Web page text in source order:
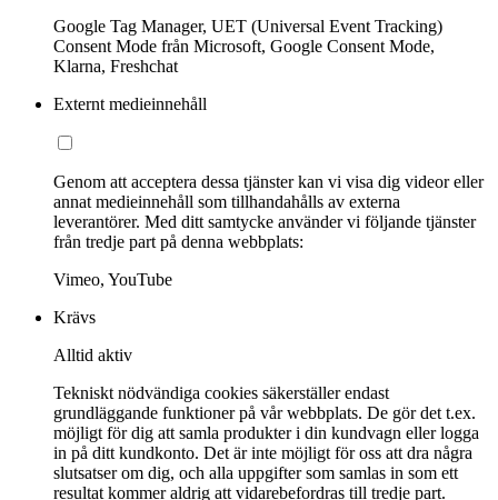
Google Tag Manager, UET (Universal Event Tracking)
Consent Mode från Microsoft, Google Consent Mode,
Klarna, Freshchat
Externt medieinnehåll
Genom att acceptera dessa tjänster kan vi visa dig videor eller
annat medieinnehåll som tillhandahålls av externa
leverantörer. Med ditt samtycke använder vi följande tjänster
från tredje part på denna webbplats:
Vimeo, YouTube
Krävs
Alltid aktiv
Tekniskt nödvändiga cookies säkerställer endast
grundläggande funktioner på vår webbplats. De gör det t.ex.
möjligt för dig att samla produkter i din kundvagn eller logga
in på ditt kundkonto. Det är inte möjligt för oss att dra några
slutsatser om dig, och alla uppgifter som samlas in som ett
resultat kommer aldrig att vidarebefordras till tredje part.